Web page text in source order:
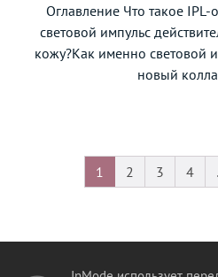
Оглавление Что такое
световой импульс
кожу?Как именно световой
новый
1 2 3 4